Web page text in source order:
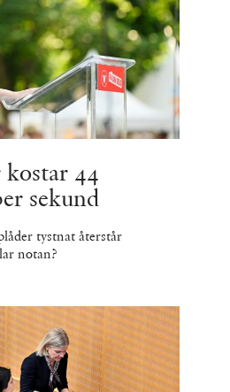
kostar 44
sekund
tystnat återstår
notan?